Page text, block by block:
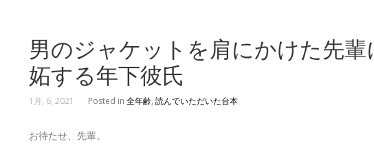
男のジャケットを肩にかけた先輩
妬する年下彼氏
1月, 6, 2021 Posted in 全年齢, 読んでいただいた台本
お待たせ、先輩。